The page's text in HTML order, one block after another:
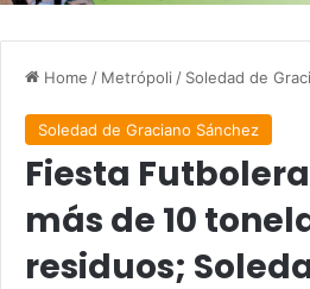
Home / Metrópoli / Soledad de
Soledad de Graciano Sánchez
Fiesta
más de 10
residuos;